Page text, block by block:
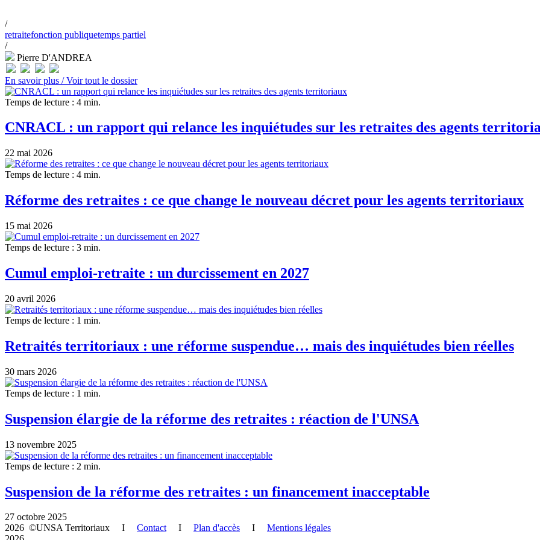
/
retraitefonction publiquetemps partiel
/
Pierre D'ANDREA
En savoir plus /Voir tout le dossier
Temps de lecture : 4 min.
CNRACL : un rapport qui relance les inquiétudes sur les retraites des agents
22 mai 2026
Temps de lecture : 4 min.
Réforme des retraites : ce que change le nouveau décret pour les agents territoriaux
15 mai 2026
Temps de lecture : 3 min.
Cumul emploi-retraite : un durcissement en 2027
20 avril 2026
Temps de lecture : 1 min.
Retraités territoriaux : une réforme suspendue… mais des inquiétudes bien réelles
30 mars 2026
Temps de lecture : 1 min.
Suspension élargie de la réforme des retraites : réaction de l'UNSA
13 novembre 2025
Temps de lecture : 2 min.
Suspension de la réforme des retraites : un financement inacceptable
27 octobre 2025
2026 ©UNSA Territoriaux I ContactI Plan d'accès I Mentions légales